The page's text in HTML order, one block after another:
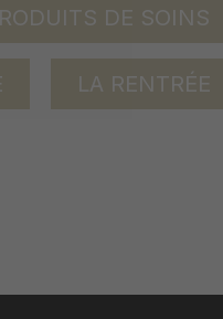
DE SOINS
LA RENTRÉE